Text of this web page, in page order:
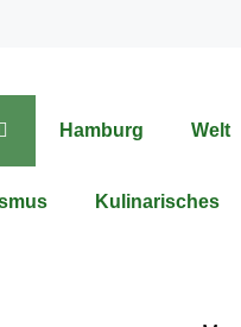
Hamburg Welt
Kulinarisches